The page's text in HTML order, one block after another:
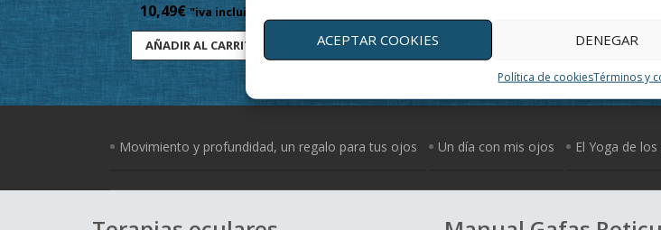
ACEPTAR COOKIES DENEGAR
Política de cookiesTérminos y
10,49€ "iva incluido"
AÑADIR AL CARRITO
precio
31,47€.
precio
actual
29,00€.
AÑADIR AL CARRITO
Movimiento y profundidad, un regalo para tus ojos Un día con mis ojos El Yoga de